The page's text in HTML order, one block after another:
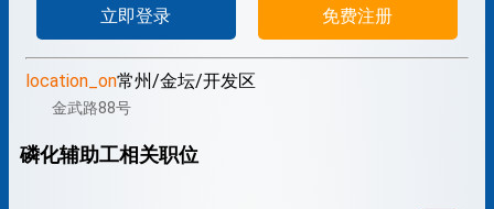
立即登录 免费注册
location_on常州/金坛/开发区
金武路88号
磷化辅助工相关职位